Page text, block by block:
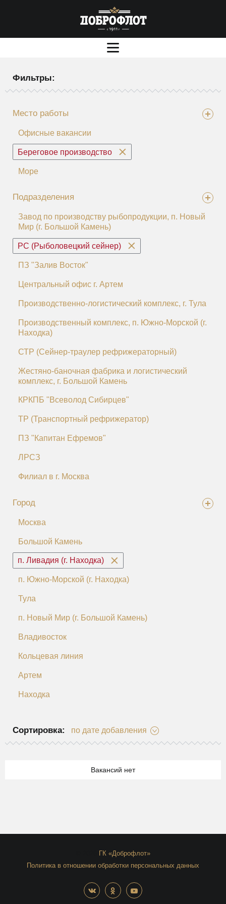
Фильтры:
Место работы
Офисные вакансии
Береговое производство
Море
Подразделения
Завод по производству рыбопродукции, п. Новый
Мир (г. Большой Камень)
РС (Рыболовецкий сейнер)
ПЗ "Залив Восток"
Центральный офис г. Артем
Производственно-логистический комплекс, г. Тула
Производственный комплекс, п. Южно-Морской (г.
Находка)
СТР (Сейнер-траулер рефрижераторный)
Жестяно-баночная фабрика и логистический
комплекс, г. Большой Камень
КРКПБ "Всеволод Сибирцев"
ТР (Транспортный рефрижератор)
ПЗ "Капитан Ефремов"
ЛРСЗ
Филиал в г. Москва
Город
Москва
Большой Камень
п. Ливадия (г. Находка)
п. Южно-Морской (г. Находка)
Тула
п. Новый Мир (г. Большой Камень)
Владивосток
Кольцевая линия
Артем
Находка
Сортировка: по дате добавления
Вакансий нет
ГК «Доброфлот»
Политика в отношении обработки персональных данных